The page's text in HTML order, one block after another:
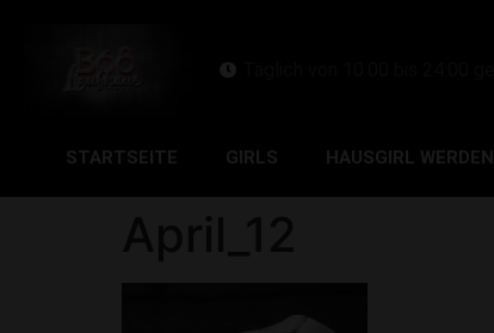
STARTSEITE GIRLS HAUSGIRL WERDEN